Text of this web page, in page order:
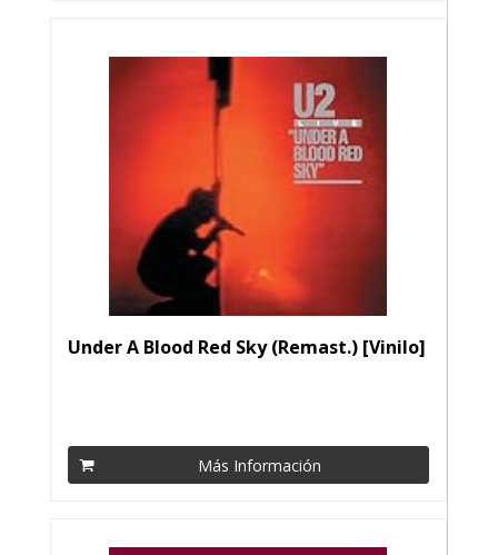
Under A Blood Red Sky (Remast.) [Vinilo]
Más Información